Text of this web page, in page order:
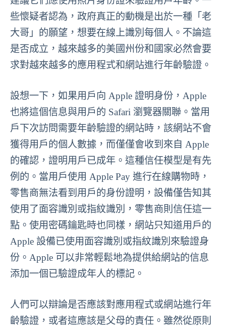
些懷疑者認為，政府真正的動機是出於一種「老
大哥」的願望，想要在線上識別每個人。不論這
是否成立，越來越多的美國州份和國家必然會要
求對越來越多的應用程式和網站進行年齡驗證。
設想一下，如果用戶向 Apple 證明身份，Apple
也將這個信息與用戶的 Safari 瀏覽器關聯。當用
戶下次訪問需要年齡驗證的網站時，該網站不會
獲得用戶的個人數據，而僅僅會收到來自 Apple
的確認，證明用戶已成年。這種信任模型是有先
例的。當用戶使用 Apple Pay 進行在線購物時，
零售商無法看到用戶的身份證明，設備僅告知其
使用了面容識別或指紋識別，零售商則信任這一
點。使用密碼鑰匙時也同樣，網站只知道用戶的
Apple 設備已使用面容識別或指紋識別來驗證身
份。Apple 可以非常輕鬆地為提供給網站的信息
添加一個已驗證成年人的標記。
人們可以辯論是否應該對應用程式或網站進行年
齡驗證，或者這應該是父母的責任。雖然從原則